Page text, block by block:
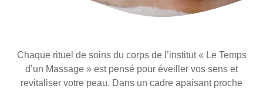
Chaque rituel de soins du corps de l’institut « Le Temps
d’un Massage » est pensé pour éveiller vos sens et
revitaliser votre peau. Dans un cadre apaisant proche